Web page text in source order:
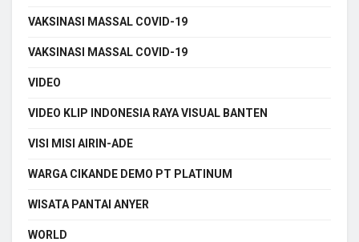
VAKSINASI MASSAL COVID-19
VAKSINASI MASSAL COVID-19
VIDEO
VIDEO KLIP INDONESIA RAYA VISUAL BANTEN
VISI MISI AIRIN-ADE
WARGA CIKANDE DEMO PT PLATINUM
WISATA PANTAI ANYER
WORLD